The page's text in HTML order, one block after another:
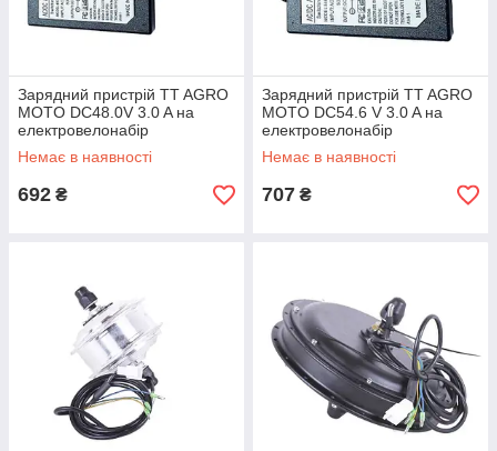
Зарядний пристрій TT AGRO
MOTO DC48.0V 3.0 A на
електровелонабір
Немає в наявності
692 ₴
Зарядний пристрій TT AGRO
MOTO DC54.6 V 3.0 A на
електровелонабір
Немає в наявності
707 ₴